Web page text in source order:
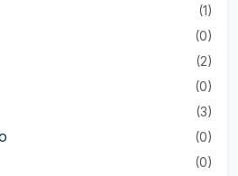
(1)
(0)
(2)
(0)
(3)
(0)
(0)